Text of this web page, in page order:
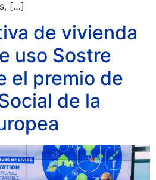
[…]
de vivienda
uso Sostre
el premio de
de la